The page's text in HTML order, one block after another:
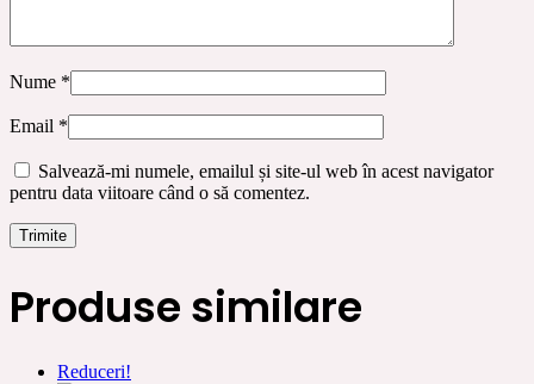
Nume *
Email *
Salvează-mi numele, emailul și site-ul web în acest navigator
pentru data viitoare când o să comentez.
Produse similare
Reduceri!